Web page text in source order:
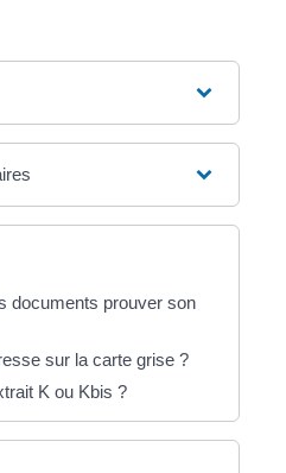
documents prouver son
sur la carte grise ?
K ou Kbis ?